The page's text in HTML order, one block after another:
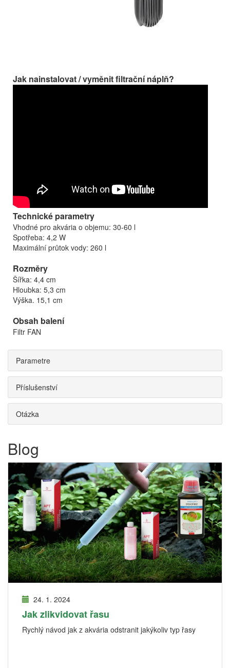
Jak nainstalovat / vyměnit filtrační náplň?
Technické parametry
Vhodné pro akvária o objemu: 30-60 l
Spotřeba: 4,2 W
Maximální průtok vody: 260 l
Rozměry
Šířka: 4,4 cm
Hloubka: 5,3 cm
Výška. 15,1 cm
Obsah balení
Filtr FAN
Parametre
Příslušenství
Otázka
Blog
24. 1. 2024
Jak zlikvidovat řasu
Rychlý návod jak z akvária odstranit jakýkoliv typ řasy